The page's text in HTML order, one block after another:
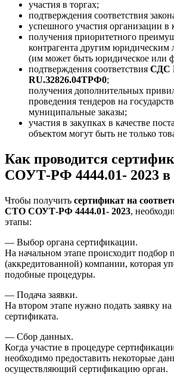
участия в торгах;
подтверждения соответствия
успешного участия организации в
получения приоритетного
контрагента другим
(им может быть юридическое или
подтверждения соответствия СДС
RU.З2826.04ТРФ0;
получения дополнительных
проведения тендеров на
муниципальные заказы;
участия в закупках в качестве
объектом могут быть не только
Как проводится
СОУТ-РФ 4444.01- 2023 в
Чтобы получить сертификат на
СТО СОУТ-РФ 4444.01- 2023,
этапы:
— Выбор органа сертификации.
На начальном этапе происходит подбор
(аккредитованной) компании, которая
подобные процедуры.
— Подача заявки.
На втором этапе нужно подать заявку
сертификата.
— Сбор данных.
Когда участие в процедуре
необходимо предоставить некоторые
осуществляющий сертификацию орган.